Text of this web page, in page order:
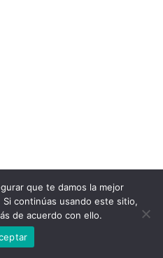
que te damos la mejor
continúas usando este sitio,
de acuerdo con ello.